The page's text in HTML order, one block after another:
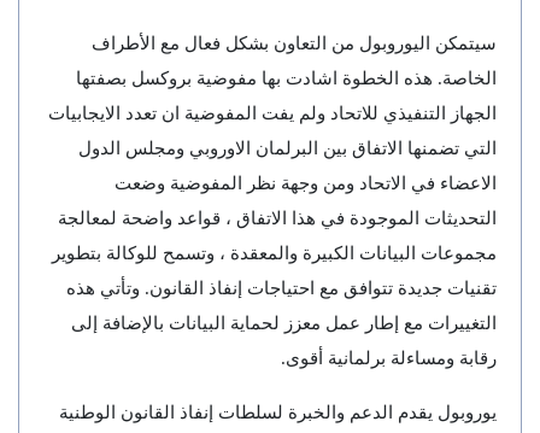
سيتمكن اليوروبول من التعاون بشكل فعال مع الأطراف
الخاصة. هذه الخطوة اشادت بها مفوضية بروكسل بصفتها
الجهاز التنفيذي للاتحاد ولم يفت المفوضية ان تعدد الايجابيات
التي تضمنها الاتفاق بين البرلمان الاوروبي ومجلس الدول
الاعضاء في الاتحاد ومن وجهة نظر المفوضية وضعت
التحديثات الموجودة في هذا الاتفاق ، قواعد واضحة لمعالجة
مجموعات البيانات الكبيرة والمعقدة ، وتسمح للوكالة بتطوير
تقنيات جديدة تتوافق مع احتياجات إنفاذ القانون. وتأتي هذه
التغييرات مع إطار عمل معزز لحماية البيانات بالإضافة إلى
رقابة ومساءلة برلمانية أقوى.
يوروبول يقدم الدعم والخبرة لسلطات إنفاذ القانون الوطنية